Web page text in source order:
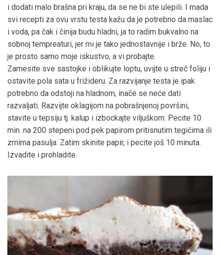
i dodati malo brašna pri kraju, da se ne bi ste ulepili. I mada
svi recepti za ovu vrstu testa kažu da je potrebno da maslac
i voda, pa čak i činija budu hladni, ja to radim bukvalno na
sobnoj tempreaturi, jer mi je tako jednostavnije i brže. No, to
je prosto samo moje iskustvo, a vi probajte.
Zamesite sve sastojke i oblikujte loptu, uvijte u streč foliju i
ostavite pola sata u frižideru. Za razvijanje testa je ipak
potrebno da odstoji na hladnom, inače se neće dati
razvaljati. Razvijte oklagijom na pobrašnjenoj površini,
stavite u tepsiju tj. kalup i izbockajte viljuškom. Pecite 10
min. na 200 stepeni pod pek papirom pritisnutim tegićima ili
zrnima pasulja. Zatim skinite papir, i pecite još 10 minuta.
Izvadite i prohladite.